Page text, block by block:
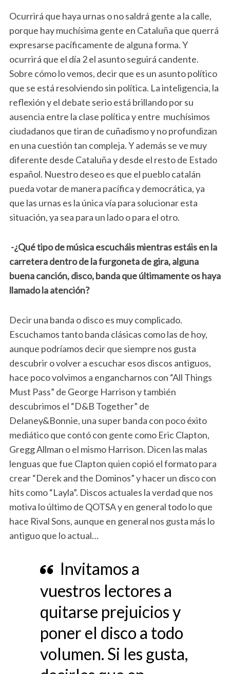
Ocurrirá que haya urnas o no saldrá gente a la calle,
porque hay muchísima gente en Cataluña que querrá
expresarse pacíficamente de alguna forma. Y
ocurrirá que el día 2 el asunto seguirá candente.
Sobre cómo lo vemos, decir que es un asunto político
que se está resolviendo sin política. La inteligencia, la
reflexión y el debate serio está brillando por su
ausencia entre la clase política y entre muchísimos
ciudadanos que tiran de cuñadismo y no profundizan
en una cuestión tan compleja. Y además se ve muy
diferente desde Cataluña y desde el resto de Estado
español. Nuestro deseo es que el pueblo catalán
pueda votar de manera pacífica y democrática, ya
que las urnas es la única vía para solucionar esta
situación, ya sea para un lado o para el otro.
-¿Qué tipo de música escucháis mientras estáis en la
carretera dentro de la furgoneta de gira, alguna
buena canción, disco, banda que últimamente os haya
llamado la atención?
Decir una banda o disco es muy complicado.
Escuchamos tanto banda clásicas como las de hoy,
aunque podríamos decir que siempre nos gusta
descubrir o volver a escuchar esos discos antiguos,
hace poco volvimos a engancharnos con “All Things
Must Pass” de George Harrison y también
descubrimos el “D&B Together” de
Delaney&Bonnie, una super banda con poco éxito
mediático que contó con gente como Eric Clapton,
Gregg Allman o el mismo Harrison. Dicen las malas
lenguas que fue Clapton quien copió el formato para
crear “Derek and the Dominos” y hacer un disco con
hits como “Layla”. Discos actuales la verdad que nos
motiva lo último de QOTSA y en general todo lo que
hace Rival Sons, aunque en general nos gusta más lo
antiguo que lo actual…
Invitamos a
vuestros lectores a
quitarse prejuicios y
poner el disco a todo
volumen. Si les gusta,